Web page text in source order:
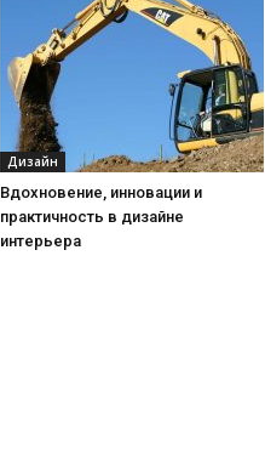
Дизайн
Вдохновение, инновации и
практичность в дизайне
интерьера